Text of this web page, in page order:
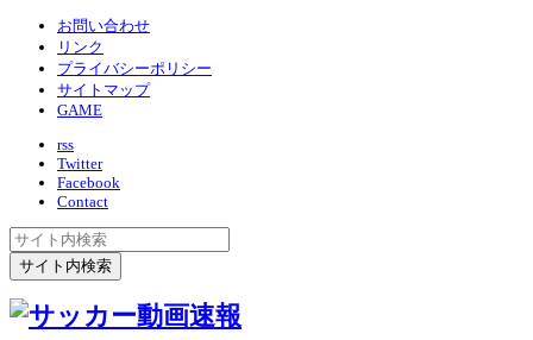
お問い合わせ
リンク
プライバシーポリシー
サイトマップ
GAME
rss
Twitter
Facebook
Contact